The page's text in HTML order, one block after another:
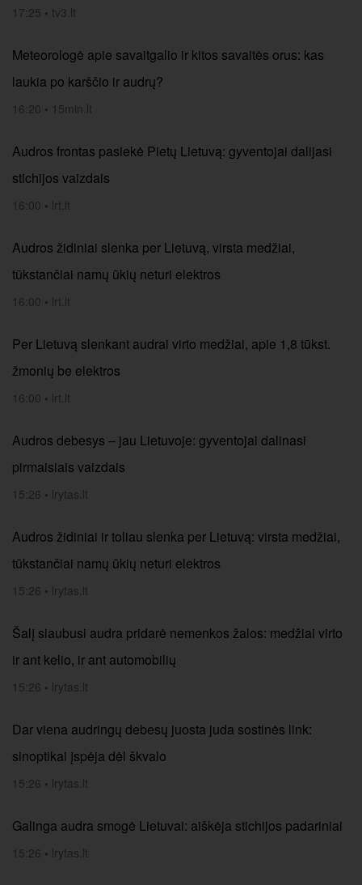
17:25 • tv3.lt
Meteorologė apie savaitgalio ir kitos savaitės orus: kas
laukia po karščio ir audrų?
16:20 • 15min.lt
Audros frontas pasiekė Pietų Lietuvą: gyventojai dalijasi
stichijos vaizdais
16:00 • lrt.lt
Audros židiniai slenka per Lietuvą, virsta medžiai,
tūkstančiai namų ūkių neturi elektros
16:00 • lrt.lt
Per Lietuvą slenkant audrai virto medžiai, apie 1,8 tūkst.
žmonių be elektros
16:00 • lrt.lt
Audros debesys – jau Lietuvoje: gyventojai dalinasi
pirmaisiais vaizdais
15:26 • lrytas.lt
Audros židiniai ir toliau slenka per Lietuvą: virsta medžiai,
tūkstančiai namų ūkių neturi elektros
15:26 • lrytas.lt
Šalį siaubusi audra pridarė nemenkos žalos: medžiai virto
ir ant kelio, ir ant automobilių
15:26 • lrytas.lt
Dar viena audringų debesų juosta juda sostinės link:
sinoptikai įspėja dėl škvalo
15:26 • lrytas.lt
Galinga audra smogė Lietuvai: aiškėja stichijos padariniai
15:26 • lrytas.lt